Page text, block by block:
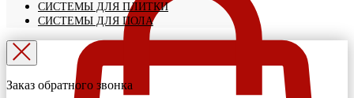
СИСТЕМЫ ДЛЯ ПЛИТКИ
СИСТЕМЫ ДЛЯ ПОЛА
Заказ обратного звонка